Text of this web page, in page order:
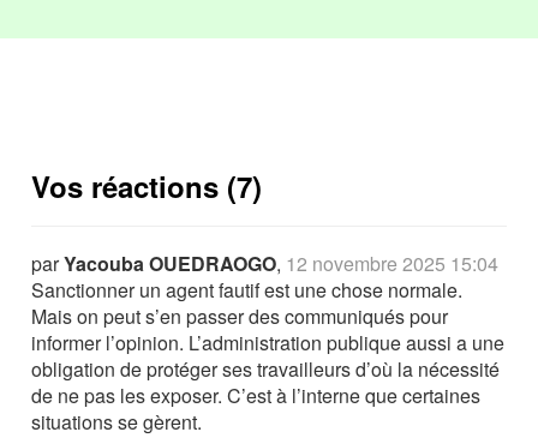
Vos réactions (7)
parYacouba OUEDRAOGO, 12 novembre 2025 15:04
Sanctionner un agent fautif est une chose normale.
Mais on peut s’en passer des communiqués pour
informer l’opinion. L’administration publique aussi a une
obligation de protéger ses travailleurs d’où la nécessité
de ne pas les exposer. C’est à l’interne que certaines
situations se gèrent.